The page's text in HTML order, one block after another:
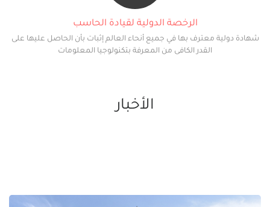
الرخصة الدولية لقيادة الحاسب
شهادة دولية معترف بها في جميع أنحاء العالم إثبات بأن الحاصل عليها على
القدر الكافى من المعرفة بتكنولوجيا المعلومات
الأخبار